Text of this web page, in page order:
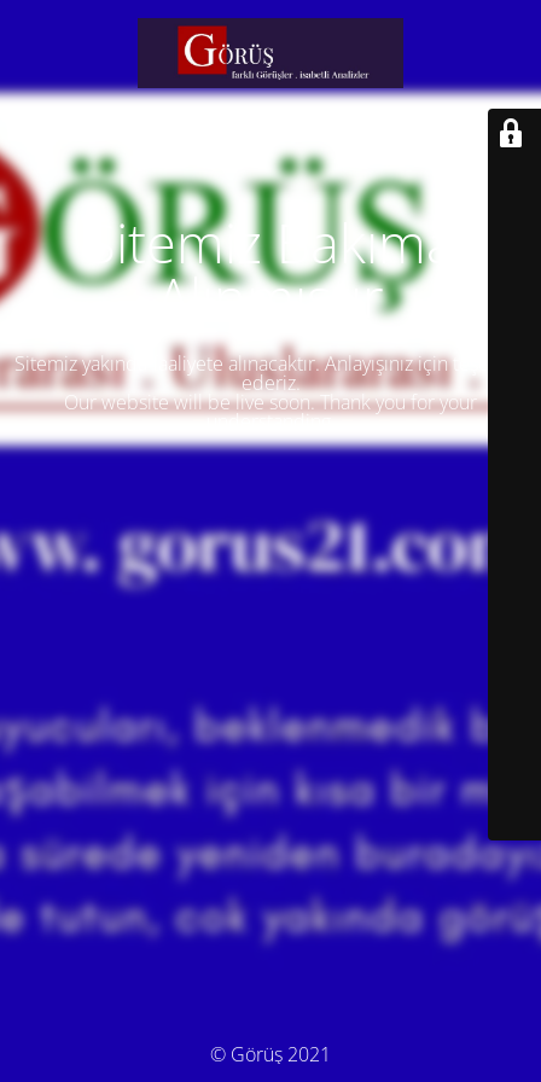
Sitemiz Bakıma
Alınmıştır
Sitemiz yakında faaliyete alınacaktır. Anlayışınız için teşekkür
ederiz.
Our website will be live soon. Thank you for your
understanding.
© Görüş 2021